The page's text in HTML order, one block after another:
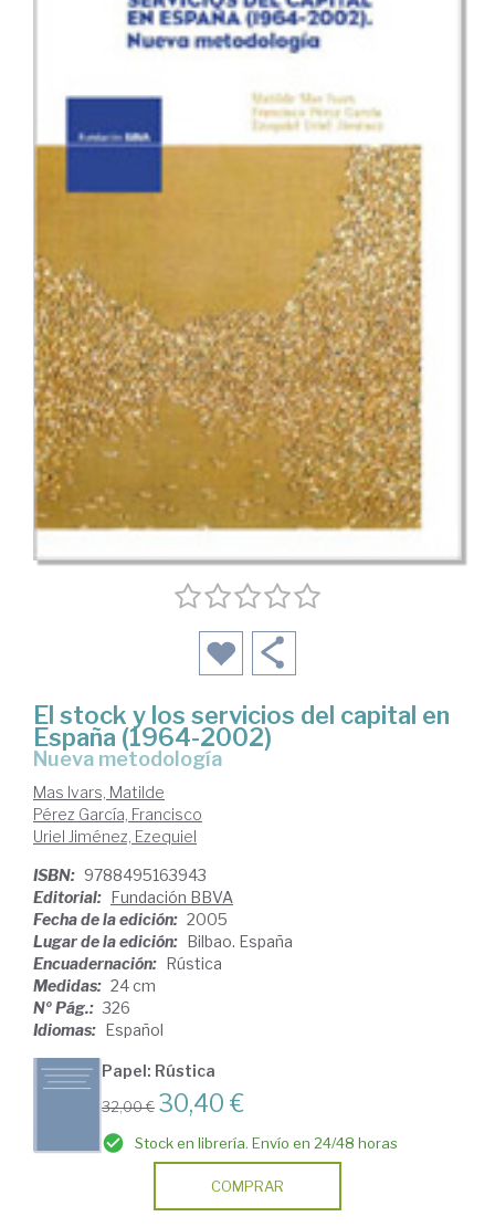
El stock y los servicios del capital en
España (1964-2002)
nueva metodología
Mas Ivars, Matilde
Pérez García, Francisco
Uriel Jiménez, Ezequiel
ISBN: 9788495163943
Editorial: Fundación BBVA
Fecha de la edición: 2005
Lugar de la edición: Bilbao. España
Encuadernación: Rústica
Medidas: 24 cm
Nº Pág.: 326
Idiomas: Español
Papel: Rústica
32,00 € 30,40 €
Stock en librería. Envío en 24/48 horas
COMPRAR